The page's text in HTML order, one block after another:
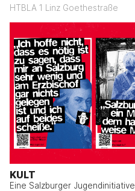
HTBLA 1 Linz Goethestraße
KULT
Eine Salzburger Jugendinitiative